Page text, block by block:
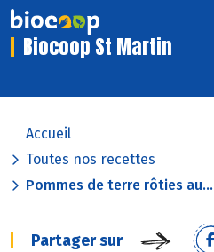
Biocoop St Martin
Accueil
Toutes nos recettes
Pommes de terre rôties au...
Partager sur